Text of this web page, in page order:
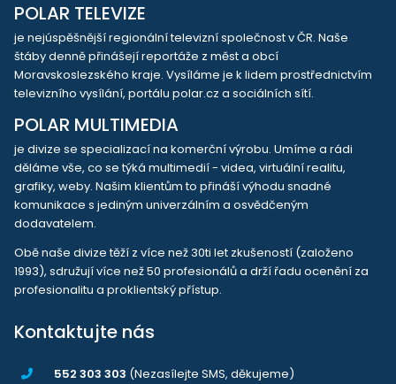
POLAR TELEVIZE
je nejúspěšnější regionální televizní společnost v ČR. Naše
štáby denně přinášejí reportáže z měst a obcí
Moravskoslezského kraje. Vysíláme je k lidem prostřednictvím
televizního vysílání, portálu polar.cz a sociálních sítí.
POLAR MULTIMEDIA
je divize se specializací na komerční výrobu. Umíme a rádi
děláme vše, co se týká multimedií - videa, virtuální realitu,
grafiky, weby. Našim klientům to přináší výhodu snadné
komunikace s jediným univerzálním a osvědčeným
dodavatelem.
Obě naše divize těží z více než 30ti let zkušeností (založeno
1993), sdružují více než 50 profesionálů a drží řadu ocenění za
profesionalitu a proklientský přístup.
Kontaktujte nás
552 303 303 (Nezasílejte SMS, děkujeme)